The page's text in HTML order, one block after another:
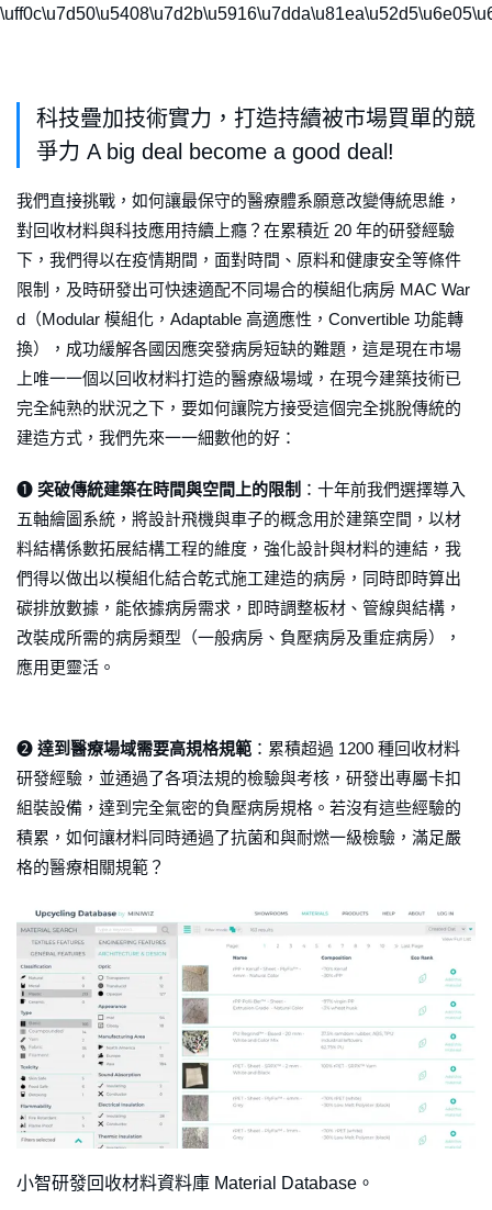
科技疊加技術實力，打造持續被市場買單的競
爭力 A big deal become a good deal!
我們直接挑戰，如何讓最保守的醫療體系願意改變傳統思維，
對回收材料與科技應用持續上癮？在累積近 20 年的研發經驗
下，我們得以在疫情期間，面對時間、原料和健康安全等條件
限制，及時研發出可快速適配不同場合的模組化病房 MAC War
d（Modular 模組化，Adaptable 高適應性，Convertible 功能轉
換），成功緩解各國因應突發病房短缺的難題，這是現在市場
上唯一一個以回收材料打造的醫療級場域，在現今建築技術已
完全純熟的狀況之下，要如何讓院方接受這個完全挑脫傳統的
建造方式，我們先來一一細數他的好：
➊ 突破傳統建築在時間與空間上的限制 ：十年前我們選擇導入
五軸繪圖系統，將設計飛機與車子的概念用於建築空間，以材
料結構係數拓展結構工程的維度，強化設計與材料的連結，我
們得以做出以模組化結合乾式施工建造的病房，同時即時算出
碳排放數據，能依據病房需求，即時調整板材、管線與結構，
改裝成所需的病房類型（一般病房、負壓病房及重症病房），
應用更靈活。
➋ 達到醫療場域需要高規格規範 ：累積超過 1200 種回收材料
研發經驗，並通過了各項法規的檢驗與考核，研發出專屬卡扣
組裝設備，達到完全氣密的負壓病房規格。若沒有這些經驗的
積累，如何讓材料同時通過了抗菌和與耐燃一級檢驗，滿足嚴
格的醫療相關規範？
小智研發回收材料資料庫 Material Database。